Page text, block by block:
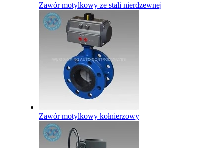
Zawór motylkowy ze stali nierdzewnej
Zawór motylkowy kołnierzowy